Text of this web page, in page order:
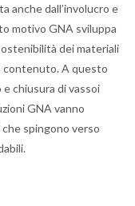
anche dall’involucro e
motivo GNA sviluppa
dei materiali
contenuto. A questo
chiusura di vassoi
GNA vanno
spingono verso